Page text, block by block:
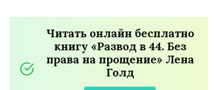
Читать онлайн бесплатно
книгу «Развод в 44. Без
права на прощение» Лена
Голд